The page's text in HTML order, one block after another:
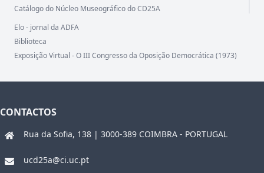
Catálogo do Núcleo Museográfico do CD25A
Elo - jornal da ADFA
Biblioteca
Exposição Virtual - O III Congresso da Oposição Democrática (1973)
CONTACTOS
Rua da Sofia, 138 | 3000-389 COIMBRA - PORTUGAL
ucd25a@ci.uc.pt